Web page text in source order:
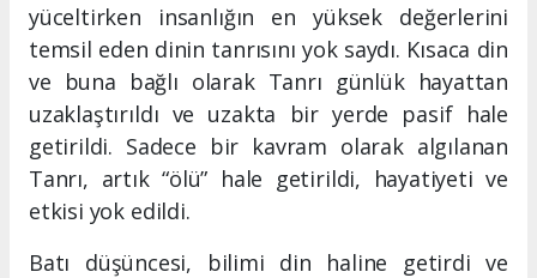
yüceltirken insanlığın en yüksek değerlerini
temsil eden dinin tanrısını yok saydı. Kısaca din
ve buna bağlı olarak Tanrı günlük hayattan
uzaklaştırıldı ve uzakta bir yerde pasif hale
getirildi. Sadece bir kavram olarak algılanan
Tanrı, artık “ölü” hale getirildi, hayatiyeti ve
etkisi yok edildi.
Batı düşüncesi, bilimi din haline getirdi ve